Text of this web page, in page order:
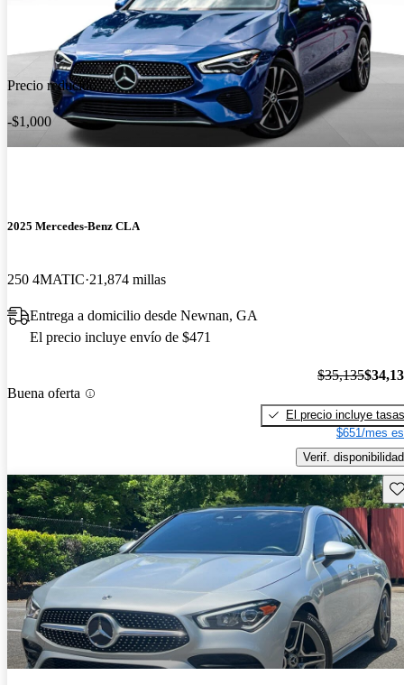
Precio reducido
-$1,000
2025 Mercedes-Benz CLA
250 4MATIC 21,874 millas
Entrega a domicilio desde Newnan, GA
El precio incluye envío de $471
Buena oferta
$35,135
El precio incluye tasas
$651/mes
Verif. disponibilidad